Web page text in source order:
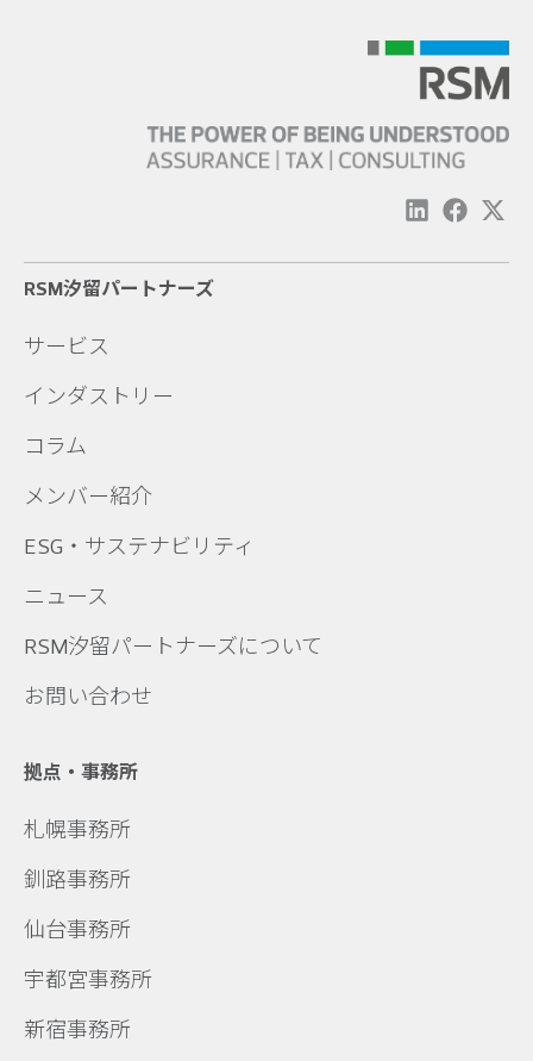
RSM汐留パートナーズ
サービス
インダストリー
コラム
メンバー紹介
ESG・サステナビリティ
ニュース
RSM汐留パートナーズについて
お問い合わせ
拠点・事務所
札幌事務所
釧路事務所
仙台事務所
宇都宮事務所
新宿事務所